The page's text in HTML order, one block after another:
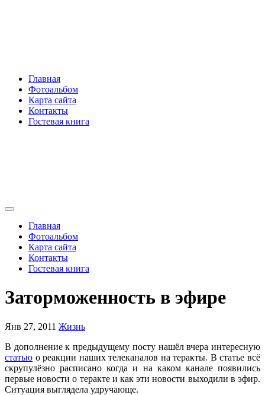
Главная
Фотоальбом
Карта сайта
Контакты
Гостевая книга
Главная
Фотоальбом
Карта сайта
Контакты
Гостевая книга
Заторможенность в эфире
Янв 27, 2011 Жизнь
В дополнение к предыдущему посту нашёл вчера интересную
статью о реакции наших телеканалов на теракты. В статье всё
скрупулёзно расписано когда и на каком канале появились
первые новости о теракте и как эти новости выходили в эфир.
Ситуация выглядела удручающе.